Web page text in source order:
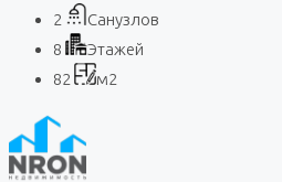
2
Санузлов
8
Этажей
82
м2